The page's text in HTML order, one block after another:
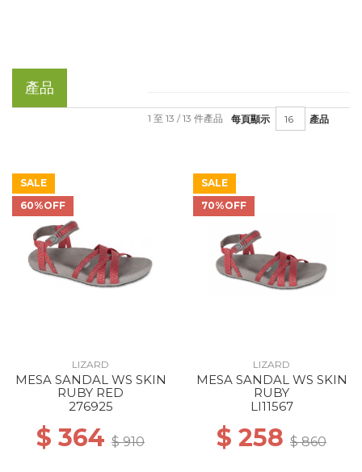
產品
每頁顯示 產品
1 至 13 / 13 件產品
SALE
60%OFF
LIZARD
MESA SANDAL WS SKIN
RUBY RED
276925
$ 364 $ 910
SALE
70%OFF
LIZARD
MESA SANDAL WS SKIN
RUBY
LI11567
$ 258 $ 860